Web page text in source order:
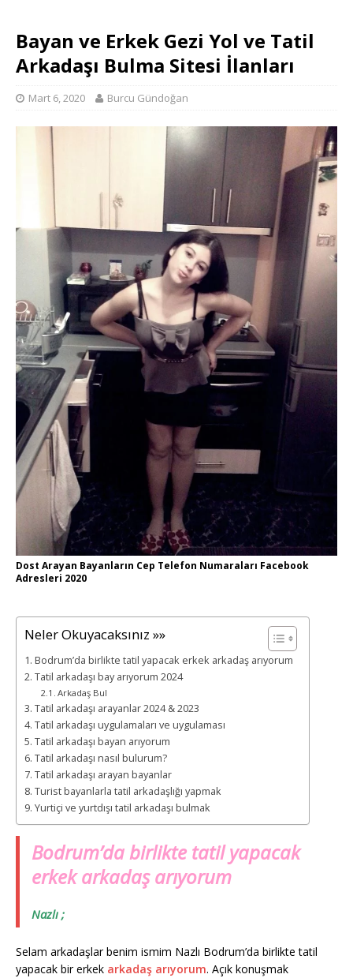
Bayan ve Erkek Gezi Yol ve Tatil
Arkadaşı Bulma Sitesi İlanları
Mart 6, 2020 Burcu Gündoğan
Dost Arayan Bayanların Cep Telefon Numaraları Facebook
Adresleri 2020
Neler Okuyacaksınız »»
Bodrum’da birlikte tatil yapacak erkek arkadaş arıyorum
Tatil arkadaşı bay arıyorum 2024
Arkadaş Bul
Tatil arkadaşı arayanlar 2024 & 2023
Tatil arkadaşı uygulamaları ve uygulaması
Tatil arkadaşı bayan arıyorum
Tatil arkadaşı nasıl bulurum?
Tatil arkadaşı arayan bayanlar
Turist bayanlarla tatil arkadaşlığı yapmak
Yurtiçi ve yurtdışı tatil arkadaşı bulmak
Bodrum’da birlikte tatil yapacak
erkek arkadaş arıyorum
Nazlı ;
Selam arkadaşlar benim ismim Nazlı Bodrum’da birlikte tatil
yapacak bir erkek arkadaş arıyorum. Açık konuşmak